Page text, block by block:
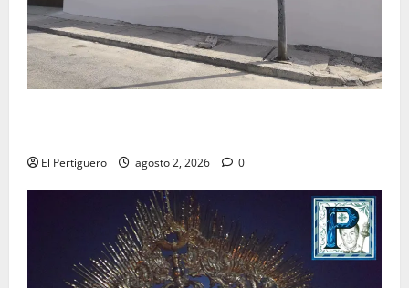
El Pertiguero agosto 2, 2026 0